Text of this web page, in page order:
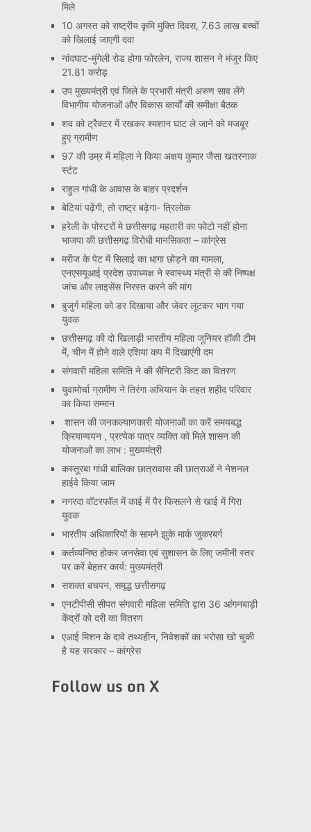
मिले
10 अगस्त को राष्ट्रीय कृमि मुक्ति दिवस, 7.63 लाख बच्चों
को खिलाई जाएगी दवा
नांदघाट-मुंगेली रोड होगा फोरलेन, राज्य शासन ने मंजूर किए
21.81 करोड़
उप मुख्यमंत्री एवं जिले के प्रभारी मंत्री अरुण साव लेंगे
विभागीय योजनाओं और विकास कार्यों की समीक्षा बैठक
शव को ट्रैक्टर में रखकर श्मशान घाट ले जाने को मजबूर
हुए ग्रामीण
97 की उम्र में महिला ने किया अक्षय कुमार जैसा खतरनाक
स्टंट
राहुल गांधी के आवास के बाहर प्रदर्शन
बेटियां पढ़ेंगी, तो राष्ट्र बढ़ेगा- त्रिलोक
हरेली के पोस्टरों मे छत्तीसगढ़ महतारी का फोटो नहीं होना
भाजपा की छत्तीसगढ़ विरोधी मानसिकता – कांग्रेस
मरीज के पेट में सिलाई का धागा छोड़ने का मामला,
एनएसयूआई प्रदेश उपाध्यक्ष ने स्वास्थ्य मंत्री से की निष्पक्ष
जांच और लाइसेंस निरस्त करने की मांग
बुजुर्ग महिला को डर दिखाया और जेवर लूटकर भाग गया
युवक
छत्तीसगढ़ की दो खिलाड़ी भारतीय महिला जूनियर हॉकी टीम
में, चीन में होने वाले एशिया कप में दिखाएंगी दम
संगवारी महिला समिति ने की सैनिटरी किट का वितरण
युवामोर्चा ग्रामीण ने तिरंगा अभियान के तहत शहीद परिवार
का किया सम्मान
शासन की जनकल्याणकारी योजनाओं का करें समयबद्ध
क्रियान्वयन , प्रत्येक पात्र व्यक्ति को मिले शासन की
योजनाओं का लाभ : मुख्यमंत्री
कस्तूरबा गांधी बालिका छात्रावास की छात्राओं ने नेशनल
हाईवे किया जाम
नगरदा वॉटरफॉल में काई में पैर फिसलने से खाई में गिरा
युवक
भारतीय अधिकारियों के सामने झुके मार्क जुकरबर्ग
कर्तव्यनिष्ठ होकर जनसेवा एवं सुशासन के लिए जमीनी स्तर
पर करें बेहतर कार्य: मुख्यमंत्री
सशक्त बचपन, समृद्ध छत्तीसगढ़
एनटीपीसी सीपत संगवारी महिला समिति द्वारा 36 आंगनबाड़ी
केंद्रों को दरी का वितरण
एआई मिशन के दावे तथ्यहीन, निवेशकों का भरोसा खो चुकी
है यह सरकार – कांग्रेस
Follow us on X